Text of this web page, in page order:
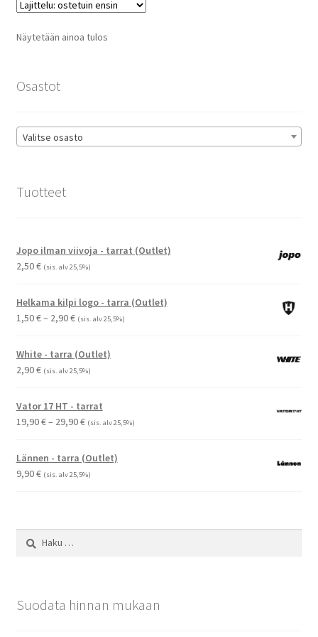
Näytetään ainoa tulos
Osastot
Valitse osasto
Tuotteet
Jopo ilman viivoja - tarrat (Outlet)
2,50€ (sis. alv 25,5%)
Helkama kilpi logo - tarra (Outlet)
1,50€– 2,90€Hintaluokka:
-
2,90 €
(sis. alv 25,5%)
White - tarra (Outlet)
2,90€ (sis. alv 25,5%)
Vator 17 HT - tarrat
19,90€– 29,90€Hintaluokka:
-
29,90 €
(sis. alv 25,5%)
Lännen - tarra (Outlet)
9,90€ (sis. alv 25,5%)
Suodata hinnan mukaan